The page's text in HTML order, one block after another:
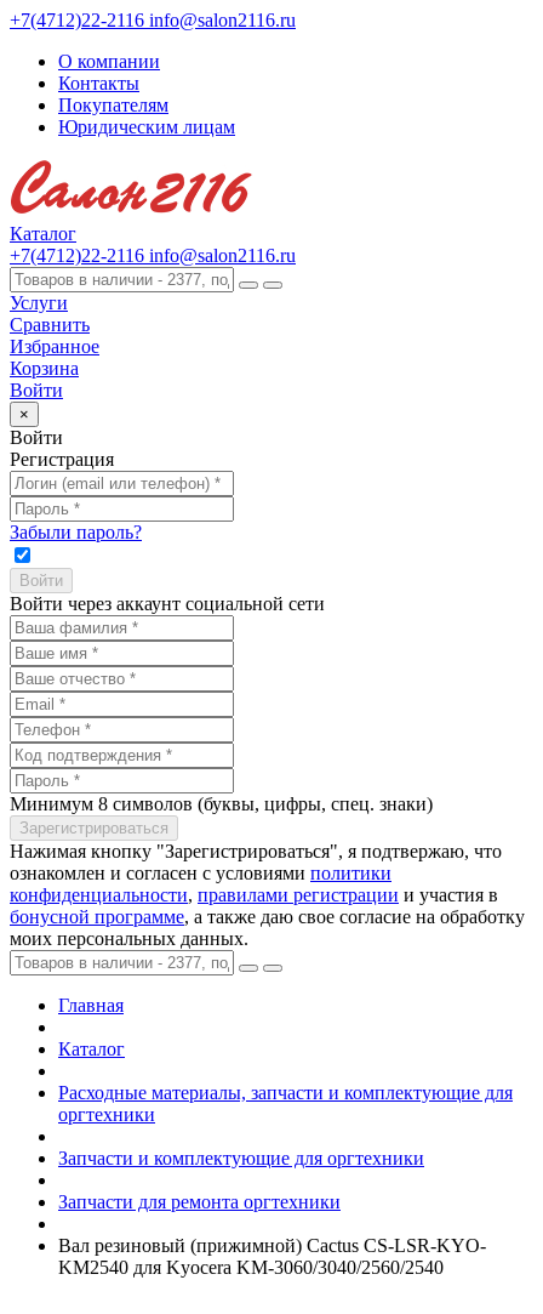
+7(4712)22-2116 info@salon2116.ru
О компании
Контакты
Покупателям
Юридическим лицам
Каталог
+7(4712)22-2116 info@salon2116.ru
Услуги
Сравнить
Избранное
Корзина
Войти
×
Войти
Регистрация
Забыли пароль?
Войти через аккаунт социальной сети
Минимум 8 символов (буквы, цифры, спец. знаки)
Нажимая кнопку "Зарегистрироваться", я подтвержаю, что
ознакомлен и согласен с условиями политики
конфиденциальности, правилами регистрации и участия в
бонусной программе, а также даю свое согласие на обработку
моих персональных данных.
Главная
Каталог
Расходные материалы, запчасти и комплектующие для
оргтехники
Запчасти и комплектующие для оргтехники
Запчасти для ремонта оргтехники
Вал резиновый (прижимной) Cactus CS-LSR-KYO-
KM2540 для Kyocera KM-3060/­3040/­2560/­2540